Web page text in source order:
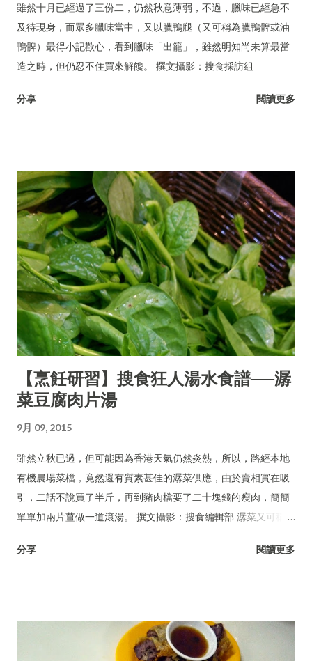
雖然十月已經過了三份二，仍然秋意薄弱，不過，臘味已經急不
及待現身，而眾多臘味當中，又以臘鴨腿（又可稱為臘鴨髀或油
鴨髀）最得小記歡心，看到臘味「出籠」，雖然明知尚未算最當
造之時，但仍忍不住買來解饞。 撰文攝影：搜食採訪組
分享 閱讀更多
【烹飪研習】搜食狂人湯水食譜──潺
菜豆腐肉片湯
9月 09, 2015
雖然立秋已過，但可能因為香港天氣仍然炎熱，所以，路經本地
有機農場菜檔，竟然還有質素甚佳的潺菜供應，由於賣相實在吸
引，二話不說買了半斤，再到豬肉檔要了二十塊錢的瘦肉，簡簡
單單加兩片薑做一道滾湯。 撰文攝影：搜食編輯部 潺菜又可稱木
分享 閱讀更多